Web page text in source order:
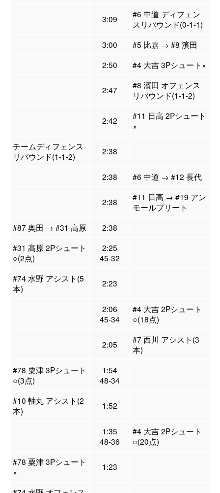
3:09
#6 中道 ディフェン
スリバウンド(0-1-1)
3:00
#5 比嘉 → #8 濱田
2:50
#4 大吉 3Pシュート×
2:47
#8 濱田 オフェンス
リバウンド(1-1-2)
2:42
#11 日高 2Pシュート
×
チームディフェンス
リバウンド(1-1-2)
2:38
2:38 #6 中道 → #12 長代
2:38
#11 日高 → #19 アン
モールプリート
#87 奥田 → #31 高原
2:38
#31 高原 2Pシュート
○(2点)
2:25
45-32
#74 水野 アシスト(5
本)
2:23
2:06
45-34
#4 大吉 2Pシュート
○(18点)
2:05
#7 西川 アシスト(3
本)
#78 粟津 3Pシュート
○(3点)
1:54
48-34
#10 軸丸 アシスト(2
本)
1:52
1:35
48-36
#4 大吉 2Pシュート
○(20点)
#78 粟津 3Pシュート
×
1:23